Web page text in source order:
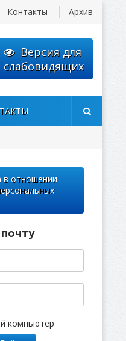
Версия для
слабовидящих
Контакты Архив
в отношении
компьютер